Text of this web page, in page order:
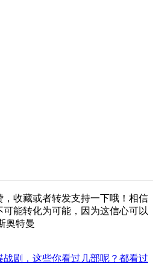
收藏或者转发支持一下哦！相信
能转化为可能，因为这信心可以
奥特曼
战剧，这些你看过几部呢？都看过